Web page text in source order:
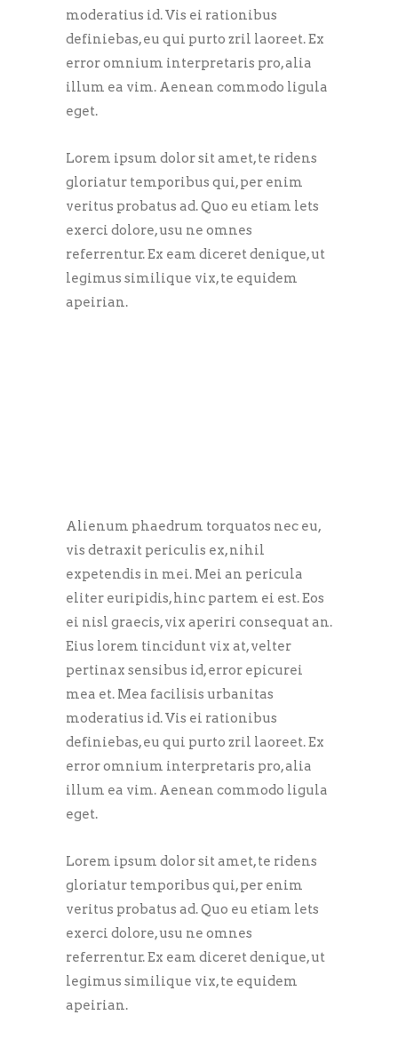
moderatius id. Vis ei rationibus
definiebas, eu qui purto zril laoreet. Ex
error omnium interpretaris pro, alia
illum ea vim. Aenean commodo ligula
eget.
Lorem ipsum dolor sit amet, te ridens
gloriatur temporibus qui, per enim
veritus probatus ad. Quo eu etiam lets
exerci dolore, usu ne omnes
referrentur. Ex eam diceret denique, ut
legimus similique vix, te equidem
apeirian.
Alienum phaedrum torquatos nec eu,
vis detraxit periculis ex, nihil
expetendis in mei. Mei an pericula
eliter euripidis, hinc partem ei est. Eos
ei nisl graecis, vix aperiri consequat an.
Eius lorem tincidunt vix at, velter
pertinax sensibus id, error epicurei
mea et. Mea facilisis urbanitas
moderatius id. Vis ei rationibus
definiebas, eu qui purto zril laoreet. Ex
error omnium interpretaris pro, alia
illum ea vim. Aenean commodo ligula
eget.
Lorem ipsum dolor sit amet, te ridens
gloriatur temporibus qui, per enim
veritus probatus ad. Quo eu etiam lets
exerci dolore, usu ne omnes
referrentur. Ex eam diceret denique, ut
legimus similique vix, te equidem
apeirian.